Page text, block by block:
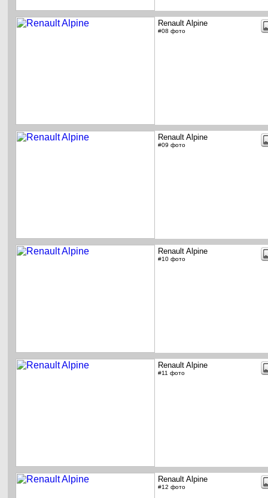
Renault Alpine
#08 фото
Renault Alpine
#09 фото
Renault Alpine
#10 фото
Renault Alpine
#11 фото
Renault Alpine
#12 фото